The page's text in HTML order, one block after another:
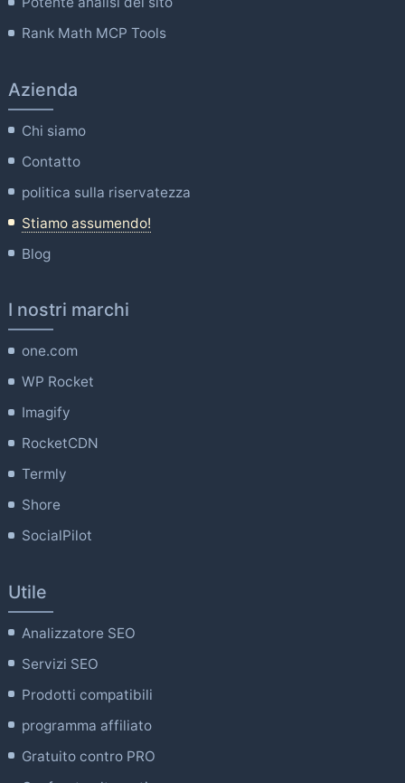
Rank Math MCP Tools
Azienda
Chi siamo
Contatto
politica sulla riservatezza
Stiamo assumendo!
Blog
I nostri marchi
one.com
WP Rocket
Imagify
RocketCDN
Termly
Shore
SocialPilot
Utile
Analizzatore SEO
Servizi SEO
Prodotti compatibili
programma affiliato
Gratuito contro PRO